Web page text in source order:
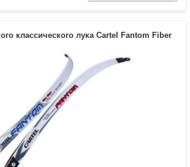
классического лука Cartel Fantom Fiber